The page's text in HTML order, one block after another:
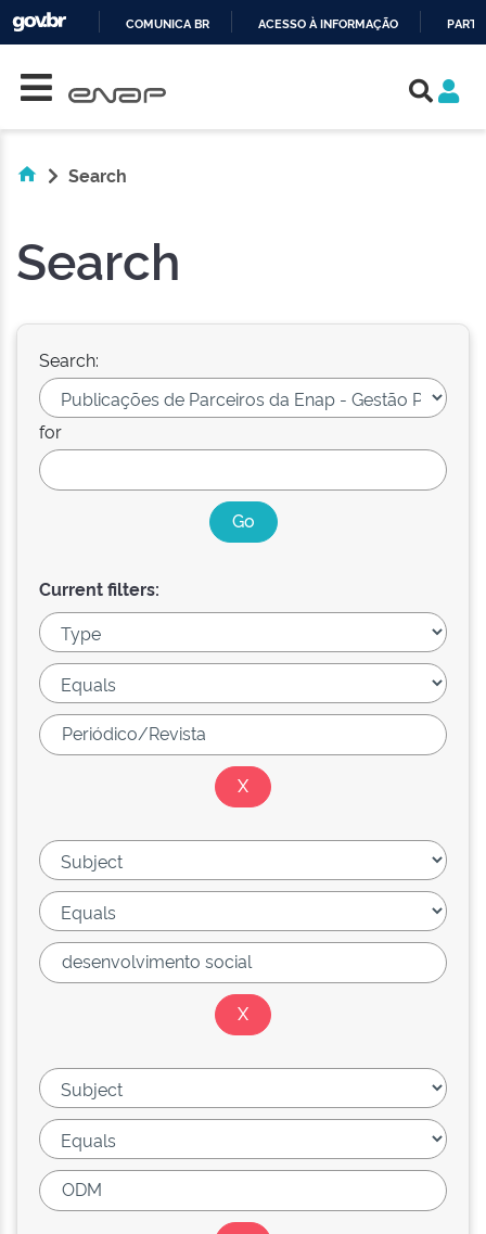
COMUNICA BR ACESSO À INFORMAÇÃO
Search
Search
Search:
for
Current filters: